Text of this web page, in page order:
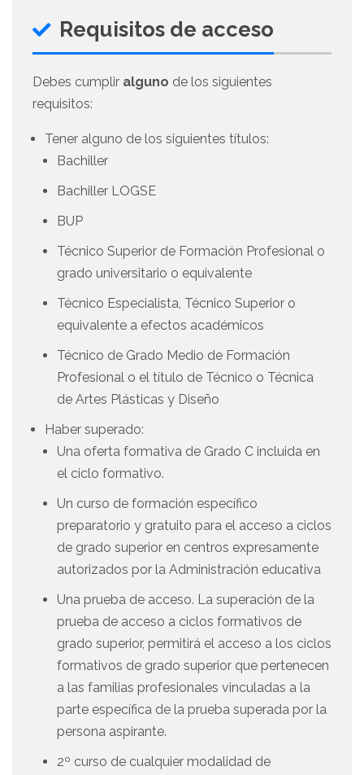
Requisitos de acceso
Debes cumplir alguno de los siguientes
requisitos:
Tener alguno de los siguientes títulos:
Bachiller
Bachiller LOGSE
BUP
Técnico Superior de Formación Profesional o
grado universitario o equivalente
Técnico Especialista, Técnico Superior o
equivalente a efectos académicos
Técnico de Grado Medio de Formación
Profesional o el título de Técnico o Técnica
de Artes Plásticas y Diseño
Haber superado:
Una oferta formativa de Grado C incluida en
el ciclo formativo.
Un curso de formación específico
preparatorio y gratuito para el acceso a ciclos
de grado superior en centros expresamente
autorizados por la Administración educativa
Una prueba de acceso. La superación de la
prueba de acceso a ciclos formativos de
grado superior, permitirá el acceso a los ciclos
formativos de grado superior que pertenecen
a las familias profesionales vinculadas a la
parte específica de la prueba superada por la
persona aspirante.
2º curso de cualquier modalidad de